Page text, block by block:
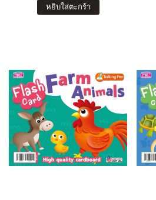
หยิบใส่ตะกร้า